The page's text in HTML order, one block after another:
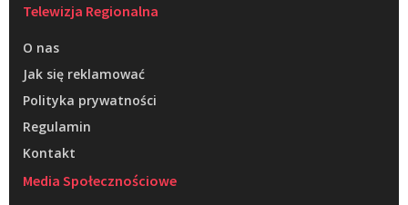
Telewizja Regionalna
O nas
Jak się reklamować
Polityka prywatności
Regulamin
Kontakt
Media Społecznościowe